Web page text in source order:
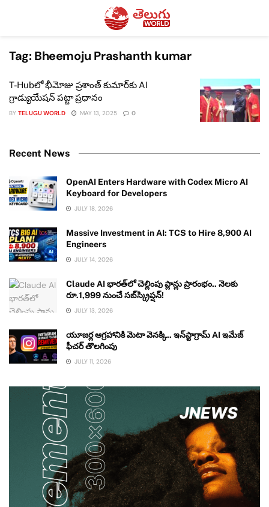
Tag:Bheemoju Prashanth kumar
T-Hubలో భీమోజు ప్రశాంత్ కుమార్‌కు AI
గ్రాడ్యుయేషన్ పట్టా ప్రధానం
BY TELUGU WORLD MAY 13, 2025 0
Recent News
OpenAI Enters Hardware with Codex Micro AI
Keyboard for Developers
JULY 18, 2026
Massive Investment in AI: TCS to Hire 8,900 AI
Engineers
JULY 14, 2026
Claude AI భారత్‌లో చెల్లింపు ప్లాన్లు ప్రారంభం.. నెలకు
రూ.1,999 నుంచే సబ్‌స్క్రిప్షన్!
JULY 13, 2026
యూజర్ల ఆగ్రహానికి మెటా వెనక్కి.. ఇన్‌స్టాగ్రామ్ AI ఇమేజ్
ఫీచర్ తొలగింపు
JULY 11, 2026